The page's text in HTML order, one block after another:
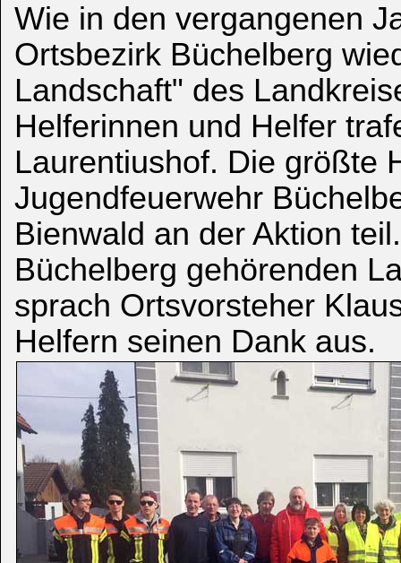
Wie in den vergangenen
Ortsbezirk Büchelberg
Landschaft" des
Helferinnen und Helfer
Laurentiushof. Die größte
Jugendfeuerwehr
Bienwald an der Aktion
Büchelberg gehörenden
sprach Ortsvorsteher
Helfern seinen Dank aus.